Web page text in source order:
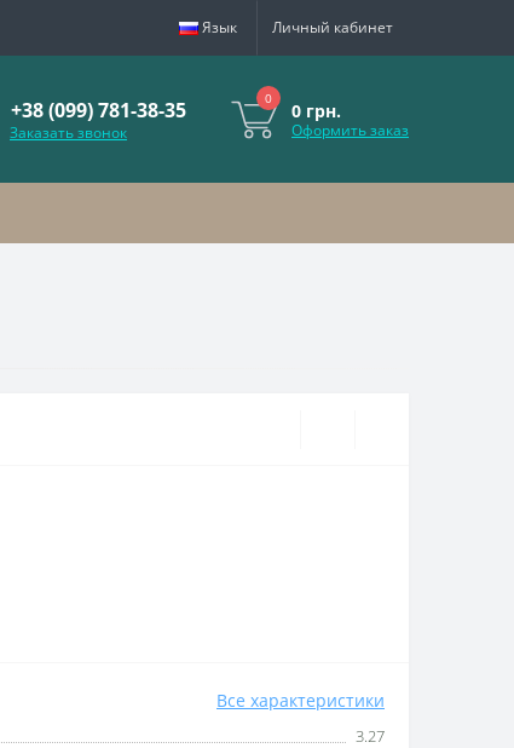
Язык Личный кабинет
+38 (099) 781-38-35
Заказать звонок
0
0 грн.
Оформить заказ
Все характеристики
3.27